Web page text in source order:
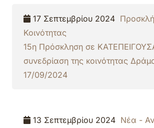
17 Σεπτεμβρίου 2024
Κοινότητας
15η Πρόσκληση σε
συνεδρίαση της κοινότητας
17/09/2024
13 Σεπτεμβρίου 2024 Νέα -